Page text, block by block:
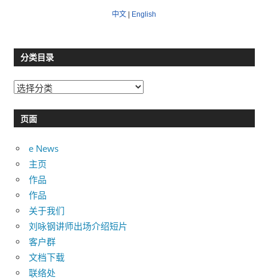
中文 | English
分类目录
分
目页面
e News
主页
作品
作品
关于我们
刘咏钢讲师出场介绍短片
客户群
文档下载
联络处